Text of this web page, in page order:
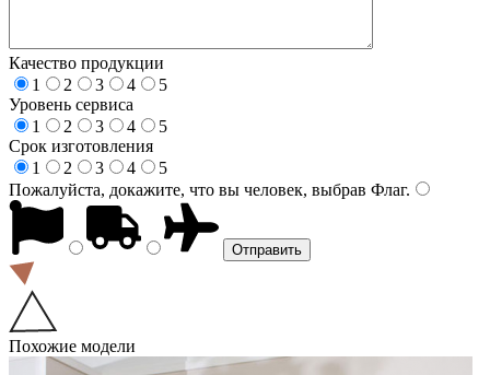
Качество продукции
1
2 3 4
5
Уровень сервиса
1
2 3 4
5
Срок изготовления
1
2 3 4
5
Пожалуйста, докажите, что вы человек, выбрав Флаг.
Похожие модели